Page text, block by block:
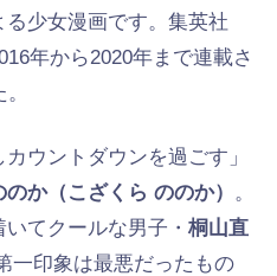
少女漫画です。集英社
年から2020年まで連載さ
ウントダウンを過ごす」
のか（こざくら ののか）
。
てクールな男子・ 桐山直
一印象は最悪だったもの